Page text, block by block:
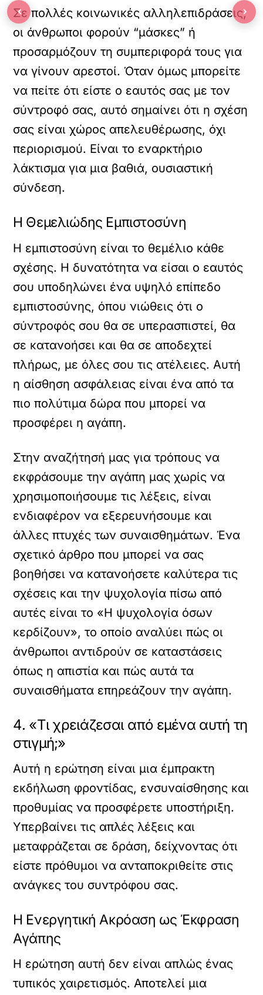
Σε πολλές κοινωνικές αλληλεπιδράσεις,
οι άνθρωποι φορούν “μάσκες” ή
προσαρμόζουν τη συμπεριφορά τους για
να γίνουν αρεστοί. Όταν όμως μπορείτε
να πείτε ότι είστε ο εαυτός σας με τον
σύντροφό σας, αυτό σημαίνει ότι η σχέση
σας είναι χώρος απελευθέρωσης, όχι
περιορισμού. Είναι το εναρκτήριο
λάκτισμα για μια βαθιά, ουσιαστική
σύνδεση.
Η Θεμελιώδης Εμπιστοσύνη
Η εμπιστοσύνη είναι το θεμέλιο κάθε
σχέσης. Η δυνατότητα να είσαι ο εαυτός
σου υποδηλώνει ένα υψηλό επίπεδο
εμπιστοσύνης, όπου νιώθεις ότι ο
σύντροφός σου θα σε υπερασπιστεί, θα
σε κατανοήσει και θα σε αποδεχτεί
πλήρως, με όλες σου τις ατέλειες. Αυτή
η αίσθηση ασφάλειας είναι ένα από τα
πιο πολύτιμα δώρα που μπορεί να
προσφέρει η αγάπη.
Στην αναζήτησή μας για τρόπους να
εκφράσουμε την αγάπη μας χωρίς να
χρησιμοποιήσουμε τις λέξεις, είναι
ενδιαφέρον να εξερευνήσουμε και
άλλες πτυχές των συναισθημάτων. Ένα
σχετικό άρθρο που μπορεί να σας
βοηθήσει να κατανοήσετε καλύτερα τις
σχέσεις και την ψυχολογία πίσω από
αυτές είναι το «Η ψυχολογία όσων
κερδίζουν», το οποίο αναλύει πώς οι
άνθρωποι αντιδρούν σε καταστάσεις
όπως η απιστία και πώς αυτά τα
συναισθήματα επηρεάζουν την αγάπη.
4. «Τι χρειάζεσαι από εμένα αυτή τη
στιγμή;»
Αυτή η ερώτηση είναι μια έμπρακτη
εκδήλωση φροντίδας, ενσυναίσθησης και
προθυμίας να προσφέρετε υποστήριξη.
Υπερβαίνει τις απλές λέξεις και
μεταφράζεται σε δράση, δείχνοντας ότι
είστε πρόθυμοι να ανταποκριθείτε στις
ανάγκες του συντρόφου σας.
Η Ενεργητική Ακρόαση ως Έκφραση
Αγάπης
Η ερώτηση αυτή δεν είναι απλώς ένας
τυπικός χαιρετισμός. Αποτελεί μια
‹ ›